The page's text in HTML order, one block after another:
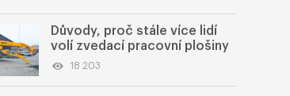
Důvody, proč stále více lidí
volí zvedací pracovní plošiny
18 203